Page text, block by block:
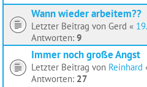
Wann wieder arbeitem??
Letzter Beitrag von Gerd «
Antworten: 9
Immer noch große Angst
Letzter Beitrag von Reinhard
Antworten: 27